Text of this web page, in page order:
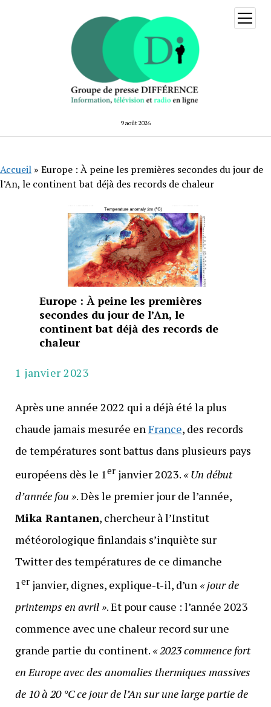
9 août 2026
ouvrir
menu
Accueil » Europe : À peine les premières secondes du jour de
l’An, le continent bat déjà des records de chaleur
Europe : À peine les premières
secondes du jour de l’An, le
continent bat déjà des records de
chaleur
1 janvier 2023
Après une année 2022 qui a déjà été la plus
chaude jamais mesurée enFrance, des records
de températures sont battus dans plusieurs pays
européens dès le 1erjanvier 2023. « Un début
d’année fou ». Dès le premier jour de l’année,
Mika Rantanen, chercheur à l’Institut
météorologique finlandais s’inquiète sur
Twitter des températures de ce dimanche
1erjanvier, dignes, explique-t-il, d’un « jour de
printemps en avril ». Et pour cause : l’année 2023
commence avec une chaleur record sur une
grande partie du continent. « 2023 commence fort
en Europe avec des anomalies thermiques massives
de 10 à 20 °C ce jour de l’An sur une large partie de